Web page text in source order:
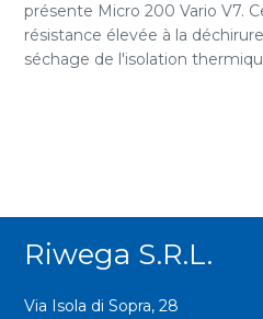
présente Micro 200 Vario V7.
résistance élevée à la
séchage de l'isolation
Riwega S.r.l.
Via Isola di Sopra, 28